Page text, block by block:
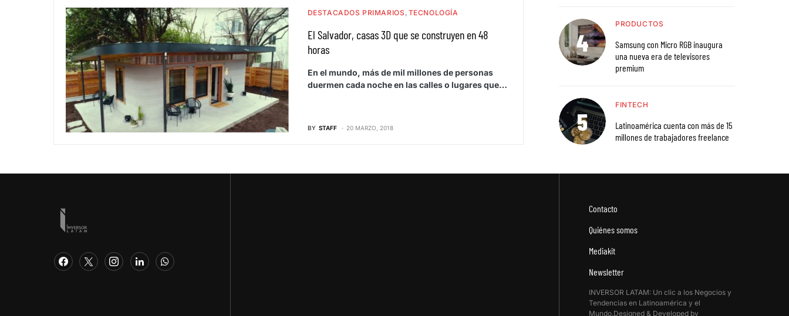
DESTACADOS PRIMARIOS TECNOLOGÍA
El Salvador, casas 3D que se construyen en 48
horas
En el mundo, más de mil millones de personas
duermen cada noche en las calles o lugares que…
BY STAFF 20 MARZO, 2018
PRODUCTOS
Samsung con Micro RGB inaugura
una nueva era de televisores
premium
FINTECH
Latinoamérica cuenta con más de 15
millones de trabajadores freelance
Contacto
Quiénes somos
Mediakit
Newsletter
INVERSOR LATAM: Un clic a los Negocios y
Tendencias en Latinoamérica y el
Mundo.Designed & Developed by